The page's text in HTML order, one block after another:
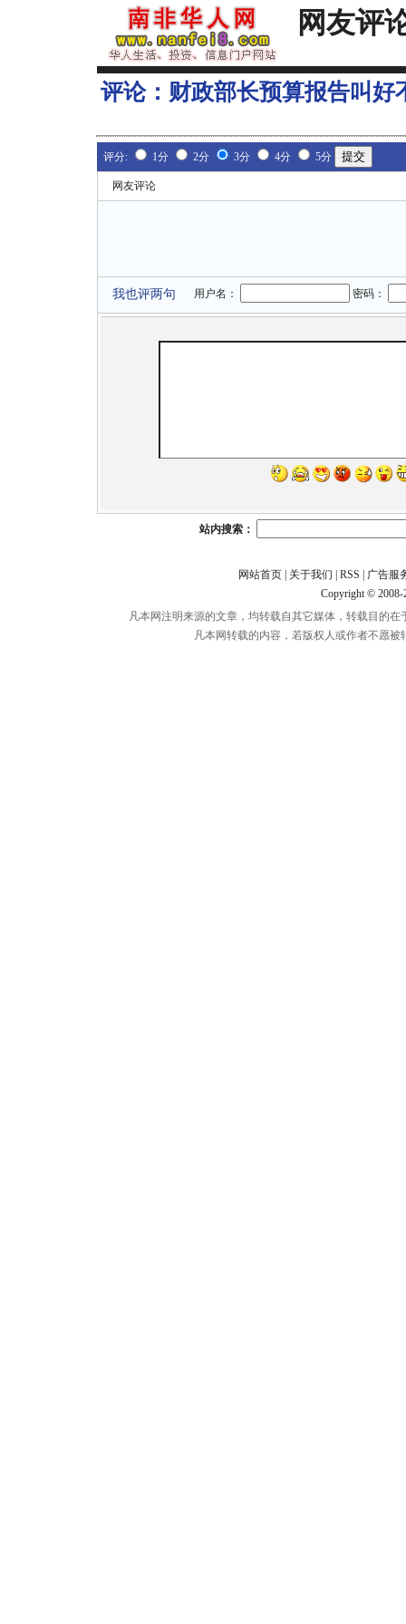
网友评
评论： 财政部长预算报告叫好
评分: 1分 2分 3分 4分 5分
网友评论
我也评两句 用户名： 密码：
站内搜索：
网站首页| 关于我们 RSS
广告服
Copyright ©
凡本网注明来源的文章，均转载自其它媒体，转载目的
凡本网转载的内容，若版权人或作者不愿